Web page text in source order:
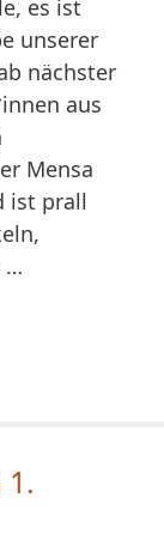
es ist
unserer
nächster
aus
Mensa
ist prall
…
1.